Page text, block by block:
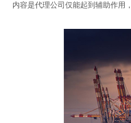
内容是代理公司仅能起到辅助作用